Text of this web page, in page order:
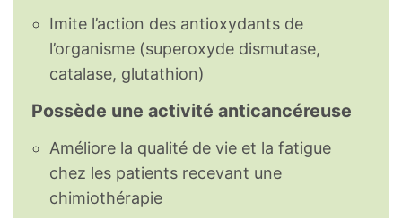
Imite l’action des antioxydants de
l’organisme (superoxyde dismutase,
catalase, glutathion)
Possède une activité anticancéreuse
Améliore la qualité de vie et la fatigue
chez les patients recevant une
chimiothérapie